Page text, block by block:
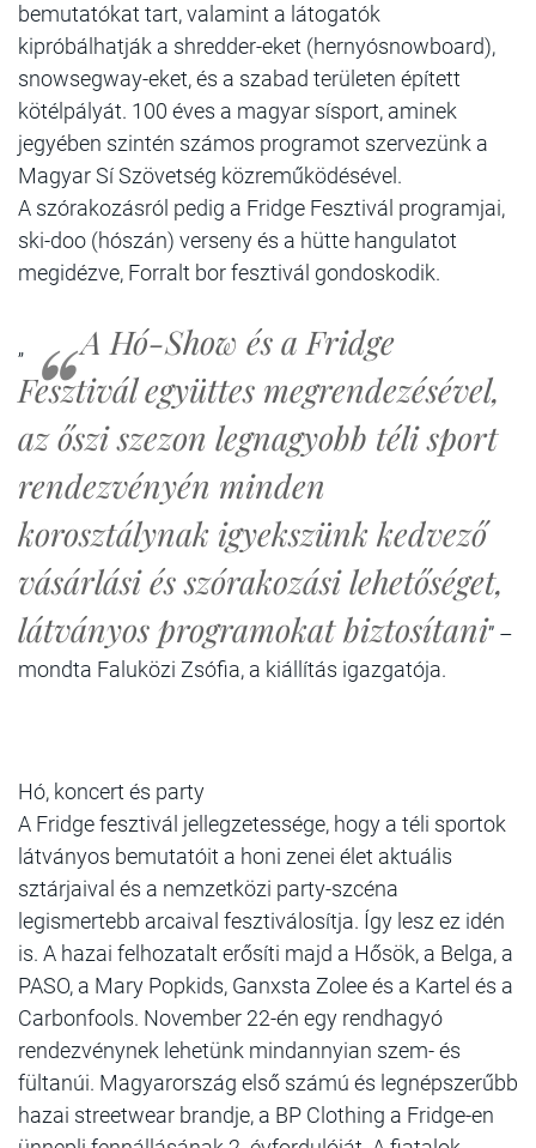
bemutatókat tart, valamint a látogatók
kipróbálhatják a shredder-eket (hernyósnowboard),
snowsegway-eket, és a szabad területen épített
kötélpályát. 100 éves a magyar sísport, aminek
jegyében szintén számos programot szervezünk a
Magyar Sí Szövetség közreműködésével.
A szórakozásról pedig a Fridge Fesztivál programjai,
ski-doo (hószán) verseny és a hütte hangulatot
megidézve, Forralt bor fesztivál gondoskodik.
„
A Hó-Show és a Fridge
Fesztivál együttes megrendezésével,
az őszi szezon legnagyobb téli sport
rendezvényén minden
korosztálynak igyekszünk kedvező
vásárlási és szórakozási lehetőséget,
látványos programokat biztosítani” –
mondta Faluközi Zsófia, a kiállítás igazgatója.
Hó, koncert és party
A Fridge fesztivál jellegzetessége, hogy a téli sportok
látványos bemutatóit a honi zenei élet aktuális
sztárjaival és a nemzetközi party-szcéna
legismertebb arcaival fesztiválosítja. Így lesz ez idén
is. A hazai felhozatalt erősíti majd a Hősök, a Belga, a
PASO, a Mary Popkids, Ganxsta Zolee és a Kartel és a
Carbonfools. November 22-én egy rendhagyó
rendezvénynek lehetünk mindannyian szem- és
fültanúi. Magyarország első számú és legnépszerűbb
hazai streetwear brandje, a BP Clothing a Fridge-en